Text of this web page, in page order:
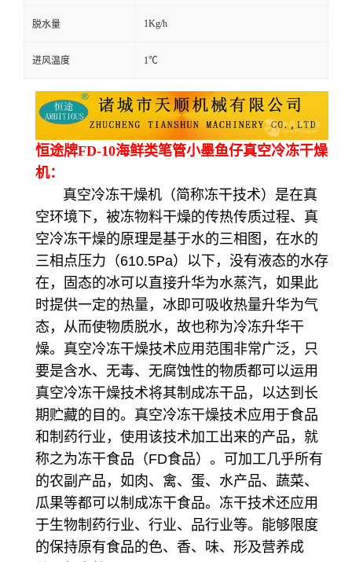
脱水量 1Kg/h
进风温度 1℃
恒途牌FD-10海鲜类笔管小墨鱼仔真空冷冻干燥
机：
真空冷冻干燥机（简称冻干技术）是在真
空环境下，被冻物料干燥的传热传质过程、真
空冷冻干燥的原理是基于水的三相图，在水的
三相点压力（610.5Pa）以下，没有液态的水存
在，固态的冰可以直接升华为水蒸汽，如果此
时提供一定的热量，冰即可吸收热量升华为气
态，从而使物质脱水，故也称为冷冻升华干
燥。真空冷冻干燥技术应用范围非常广泛，只
要是含水、无毒、无腐蚀性的物质都可以运用
真空冷冻干燥技术将其制成冻干品，以达到长
期贮藏的目的。真空冷冻干燥技术应用于食品
和制药行业，使用该技术加工出来的产品，就
称之为冻干食品（FD食品）。可加工几乎所有
的农副产品，如肉、禽、蛋、水产品、蔬菜、
瓜果等都可以制成冻干食品。冻干技术还应用
于生物制药行业、行业、品行业等。能够限度
的保持原有食品的色、香、味、形及营养成